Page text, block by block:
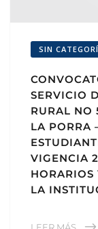
SIN
SERVICIO
RURAL NO
LA PORRA
VIGENCIA
HORARIOS
LA